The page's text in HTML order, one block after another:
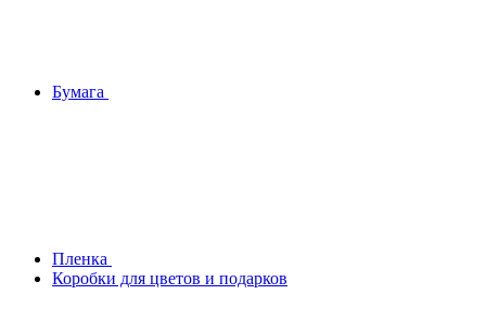
Бумага
Плeнка
Коробки для цветов и подарков